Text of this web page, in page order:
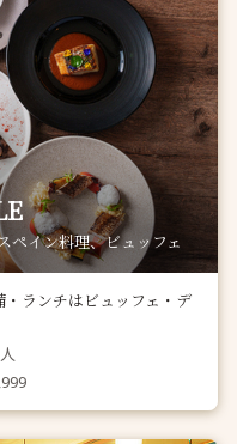
ペイン料理、ビュッフェ
ランチはビュッフェ・デ
人